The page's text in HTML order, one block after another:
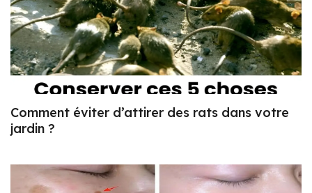
Comment éviter d’attirer des rats dans votre
jardin ?